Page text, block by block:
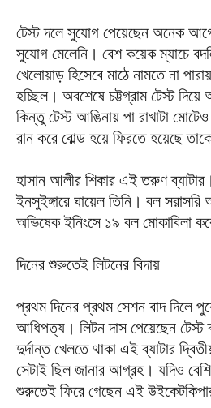
টেস্ট দলে সুযোগ পেয়েছেন অনেক
সুযোগ মেলেনি। বেশ কয়েক ম্যাচে
খেলোয়াড় হিসেবে মাঠে নামতে না
হচ্ছিল। অবশেষে চট্টগ্রাম টেস্ট দিয়ে
কিন্তু টেস্ট আঙিনায় পা রাখাটা
রান করে বোল্ড হয়ে ফিরতে হয়েছে
হাসান আলীর শিকার এই তরুণ
ইনসুইঙ্গারে ঘায়েল তিনি। বল
অভিষেক ইনিংসে ১৯ বল মোকাবিলা
দিনের শুরুতেই লিটনের বিদায়
প্রথম ‍দিনের প্রথম সেশন বাদ দিলে
আধিপত্য। লিটন দাস পেয়েছেন টেস্ট
দুর্দান্ত খেলতে থাকা এই ব্যাটার
সেটাই ছিল জানার আগ্রহ। যদিও বেশি
শুরুতেই ফিরে গেছেন এই